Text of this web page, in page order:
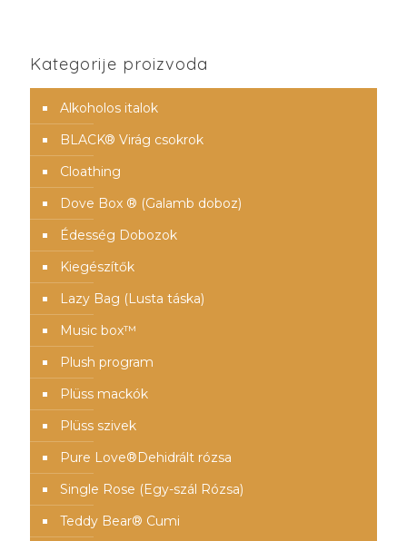
Kategorije proizvoda
Alkoholos italok
BLACK® Virág csokrok
Cloathing
Dove Box ® (Galamb doboz)
Édesség Dobozok
Kiegészítők
Lazy Bag (Lusta táska)
Music box™️
Plush program
Plüss mackók
Plüss szivek
Pure Love®️Dehidrált rózsa
Single Rose (Egy-szál Rózsa)
Teddy Bear® Cumi